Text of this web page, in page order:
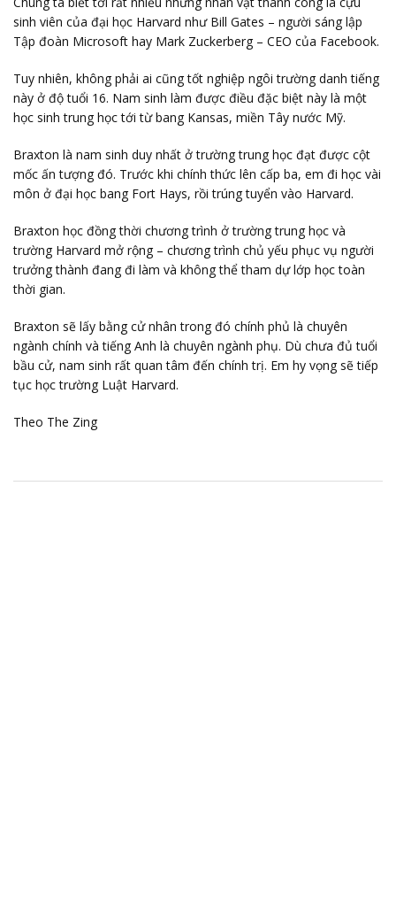
sinh viên của đại học Harvard như Bill Gates – người sáng lập
Tập đoàn Microsoft hay Mark Zuckerberg – CEO của Facebook.
Tuy nhiên, không phải ai cũng tốt nghiệp ngôi trường danh tiếng
này ở độ tuổi 16. Nam sinh làm được điều đặc biệt này là một
học sinh trung học tới từ bang Kansas, miền Tây nước Mỹ.
Braxton là nam sinh duy nhất ở trường trung học đạt được cột
mốc ấn tượng đó. Trước khi chính thức lên cấp ba, em đi học vài
môn ở đại học bang Fort Hays, rồi trúng tuyển vào Harvard.
Braxton học đồng thời chương trình ở trường trung học và
trường Harvard mở rộng – chương trình chủ yếu phục vụ người
trưởng thành đang đi làm và không thể tham dự lớp học toàn
thời gian.
Braxton sẽ lấy bằng cử nhân trong đó chính phủ là chuyên
ngành chính và tiếng Anh là chuyên ngành phụ. Dù chưa đủ tuổi
bầu cử, nam sinh rất quan tâm đến chính trị. Em hy vọng sẽ tiếp
tục học trường Luật Harvard.
Theo The Zing